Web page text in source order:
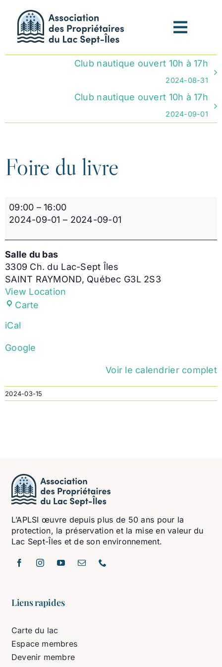
contenu
Club nautique ouvert 10h à 17h
2024-08-31
Club nautique ouvert 10h à 17h
2024-09-01
Foire du livre
Foire
du
09:00 –16:00
2024-09-01 – 2024-09-01
Salle du bas
3309 Ch. du Lac-Sept Îles
SAINT RAYMOND, Québec G3L 2S3
View Location
Carte
iCal
Google
Voir le calendrier complet
2024-03-15
L’APLSI œuvre depuis plus de 50 ans pour la
protection, la préservation et la mise en valeur du
Lac Sept-Îles et de son environnement.
Liens rapides
Carte du lac
Espace membres
Devenir membre